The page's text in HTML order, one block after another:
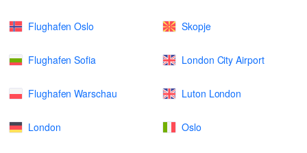
Flughafen Oslo Skopje
Flughafen Sofia London City Airport
Flughafen Warschau Luton London
London Oslo